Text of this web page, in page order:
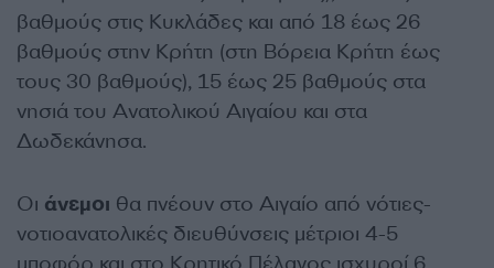
βαθμούς στις Κυκλάδες και από 18 έως 26
βαθμούς στην Κρήτη (στη Βόρεια Κρήτη έως
τους 30 βαθμούς), 15 έως 25 βαθμούς στα
νησιά του Ανατολικού Αιγαίου και στα
Δωδεκάνησα.
Οι άνεμοι θα πνέουν στο Αιγαίο από νότιες-
νοτιοανατολικές διευθύνσεις μέτριοι 4-5